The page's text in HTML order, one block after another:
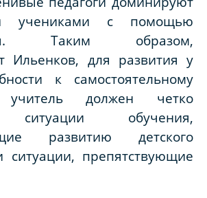
учениками с помощью
Таким образом,
Ильенков, для развития у
к самостоятельному
должен четко
ситуации обучения,
развитию детского
препятствующие